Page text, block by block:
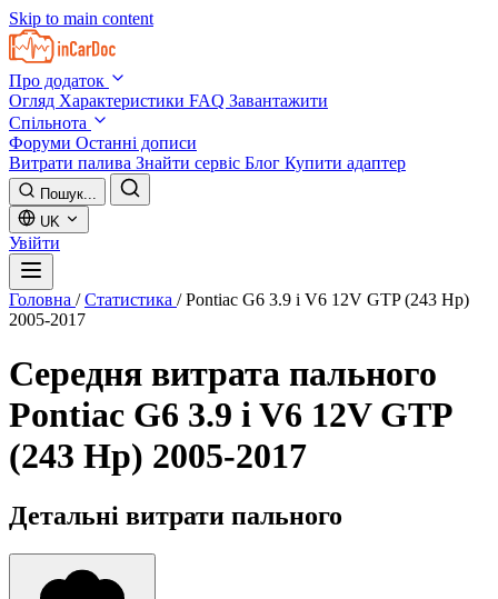
Skip to main content
Про додаток
Огляд Характеристики FAQ Завантажити
Спільнота
Форуми Останні дописи
Витрати палива Знайти сервіс Блог Купити адаптер
Пошук...
UK
Увійти
Головна / Статистика / Pontiac G6 3.9 i V6 12V GTP (243 Hp)
2005-2017
Середня витрата пального
Pontiac G6 3.9 i V6 12V GTP
(243 Hp) 2005-2017
Детальні витрати пального